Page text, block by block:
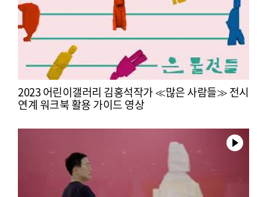
2023 어린이갤러리 김홍석작가 ≪많은 사람들≫ 전시
연계 워크북 활용 가이드 영상